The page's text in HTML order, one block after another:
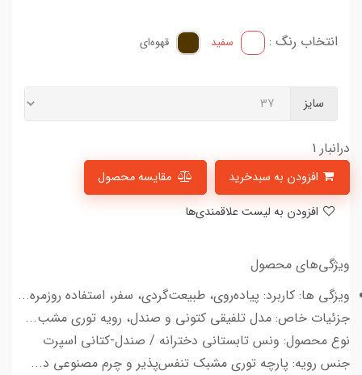
انتخاب رنگ : سفید قهوه‌ای
سایز
درانبار 1
مقایسه محصول
ویژگی‌های محصول
ویزگی ها: کاربرد: پیاده‌روی، طبیعت‌گردی، سفر، استفاده روزمره...
جزئیات خاص: مدل تلفیقی کتونی و صندل، رویه توری مشب...
نوع محصول: ونس تابستانی دخترانه / صندل-کتانی اسپرت
جنس رویه: پارچه توری مشبک تنفس‌پذیر و چرم مصنوعی د...